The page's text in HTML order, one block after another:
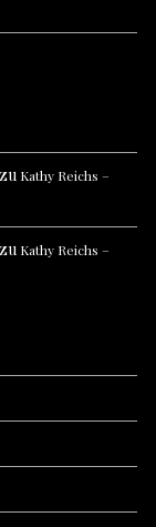
zu Kathy Reichs –
zu Kathy Reichs –